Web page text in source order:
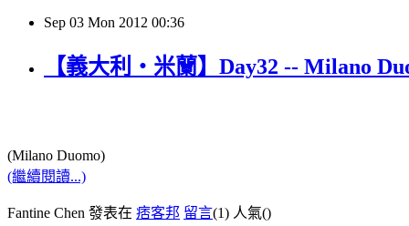
Sep 03 Mon 2012 00:36
【義大利‧米蘭】Day32 -- Milano
(Milano Duomo)
(繼續閱讀...)
Fantine Chen 發表在 痞客邦 留言(1) 人氣()